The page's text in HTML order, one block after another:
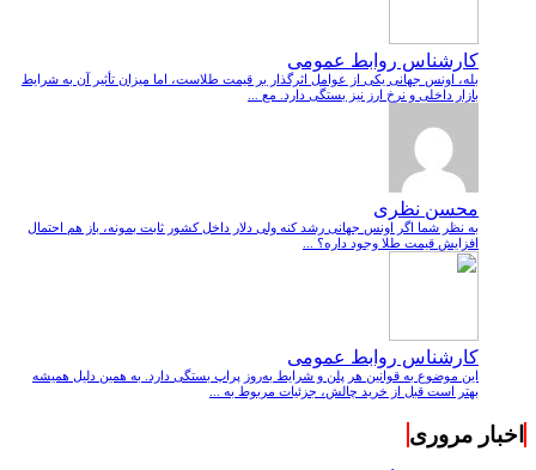
کارشناس روابط عمومی
بله، اونس جهانی یکی از عوامل اثرگذار بر قیمت طلاست، اما میزان تأثیر آن به شرایط
بازار داخلی و نرخ ارز نیز بستگی دارد. مع ...
محسن نظری
به نظر شما اگر اونس جهانی رشد کنه ولی دلار داخل کشور ثابت بمونه، باز هم احتمال
افزایش قیمت طلا وجود داره؟ ...
کارشناس روابط عمومی
این موضوع به قوانین هر پلن و شرایط به‌روز پراپ بستگی دارد. به همین دلیل همیشه
بهتر است قبل از خرید چالش، جزئیات مربوط به ...
اخبار مروری